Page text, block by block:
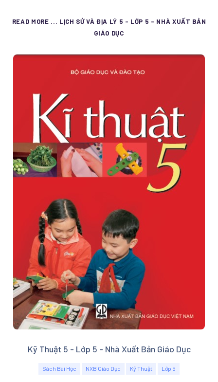
READ MORE ... LỊCH SỬ VÀ ĐỊA LÝ 5 - LỚP 5 - NHÀ XUẤT BẢN
GIÁO DỤC
Kỹ Thuật 5 - Lớp 5 - Nhà Xuất Bản Giáo Dục
Sách Bài Học NXB Giáo Dục Kỹ Thuật Lớp 5